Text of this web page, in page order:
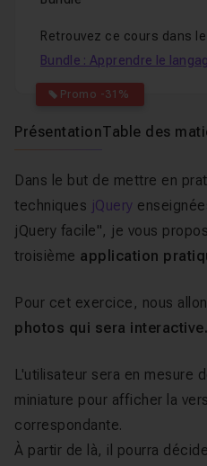
Retrouvez ce cours dans
Promo -31%
Bundle : Apprendre le
PrésentationTable des
Dans le but de mettre en
techniques jQuery
jQuery facile", je vous
troisième application
Pour cet exercice, nous
photos qui sera interactive.
L'utilisateur sera en mesure
miniature pour afficher la
correspondante.
À partir de là, il pourra